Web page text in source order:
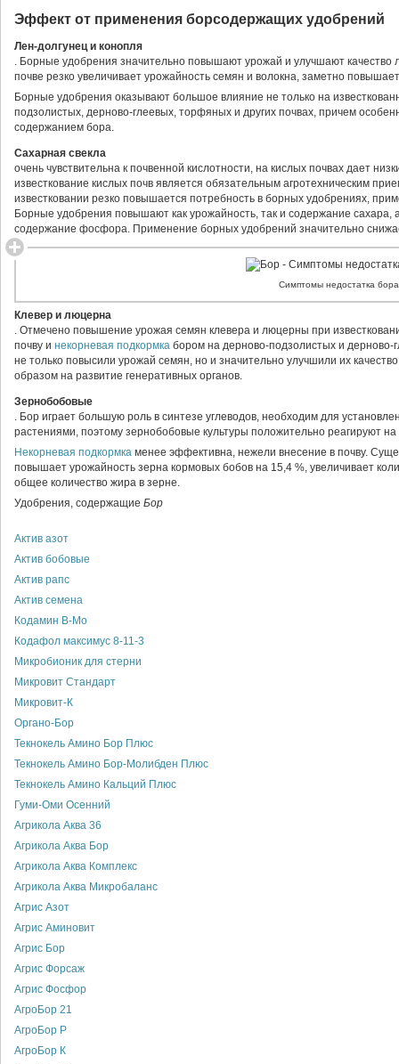
Эффект от применения борсодержащих удобрений
Лен-долгунец и конопля
. Борные удобрения значительно повышают урожай и улучшают качество
почве резко увеличивает урожайность семян и волокна, заметно
Борные удобрения оказывают большое влияние не только на
подзолистых, дерново-глеевых, торфяных и других почвах, причем
содержанием бора.
Сахарная свекла
очень чувствительна к почвенной кислотности, на кислых почвах дает
известкование кислых почв является обязательным агротехническим
известковании резко повышается потребность в борных удобрениях,
Борные удобрения повышают как урожайность, так и содержание сахара,
содержание фосфора. Применение борных удобрений значительно
Симптомы недостатка бора
Клевер и люцерна
. Отмечено повышение урожая семян клевера и люцерны при
почву и некорневая подкормка бором на дерново-подзолистых и дерново-
не только повысили урожай семян, но и значительно улучшили их
образом на развитие генеративных органов.
Зернобобовые
. Бор играет большую роль в синтезе углеводов, необходим для
растениями, поэтому зернобобовые культуры положительно реагируют
Некорневая подкормка менее эффективна, нежели внесение в почву.
повышает урожайность зерна кормовых бобов на 15,4 %, увеличивает
общее количество жира в зерне.
Удобрения, содержащие Бор
Актив азот
Актив бобовые
Актив рапс
Актив семена
Кодамин В-Мо
Кодафол максимус 8-11-3
Микробионик для стерни
Микровит Стандарт
Микровит-К
Органо-Бор
Текнокель Амино Бор Плюс
Текнокель Амино Бор-Молибден Плюс
Текнокель Амино Кальций Плюс
Гуми-Оми Осенний
Агрикола Аква 36
Агрикола Аква Бор
Агрикола Аква Комплекс
Агрикола Аква Микробаланс
Агрис Азот
Агрис Аминовит
Агрис Бор
Агрис Форсаж
Агрис Фосфор
АгроБор 21
АгроБор P
АгроБор К